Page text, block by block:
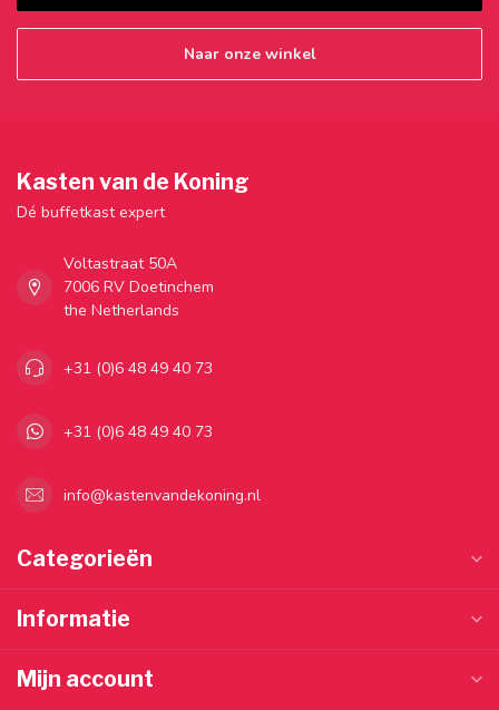
Naar onze winkel
Kasten van de Koning
Dé buffetkast expert
Voltastraat 50A
7006 RV Doetinchem
the Netherlands
+31 (0)6 48 49 40 73
+31 (0)6 48 49 40 73
info@kastenvandekoning.nl
Categorieën
Informatie
Mijn account